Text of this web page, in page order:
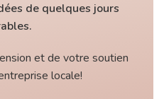
de quelques jours
et de votre soutien
locale!
mm
9″ / 23 cm – 2.5 mm